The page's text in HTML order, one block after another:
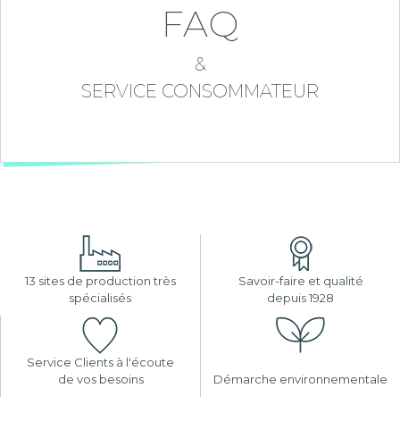
FAQ
&
SERVICE CONSOMMATEUR
13 sites de production très
spécialisés
Savoir-faire et qualité
depuis 1928
Service Clients à l'écoute
de vos besoins
Démarche environnementale